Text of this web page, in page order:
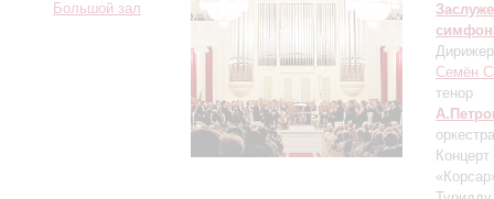
Большой зал
Семён
тенор